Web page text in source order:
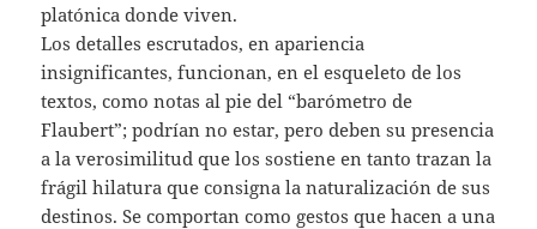
platónica donde viven.
Los detalles escrutados, en apariencia
insignificantes, funcionan, en el esqueleto de los
textos, como notas al pie del “barómetro de
Flaubert”; podrían no estar, pero deben su presencia
a la verosimilitud que los sostiene en tanto trazan la
frágil hilatura que consigna la naturalización de sus
destinos. Se comportan como gestos que hacen a una